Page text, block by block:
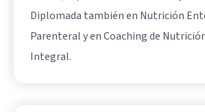
Diplomada también en Nutrición
Parenteral y en Coaching de
Integral.